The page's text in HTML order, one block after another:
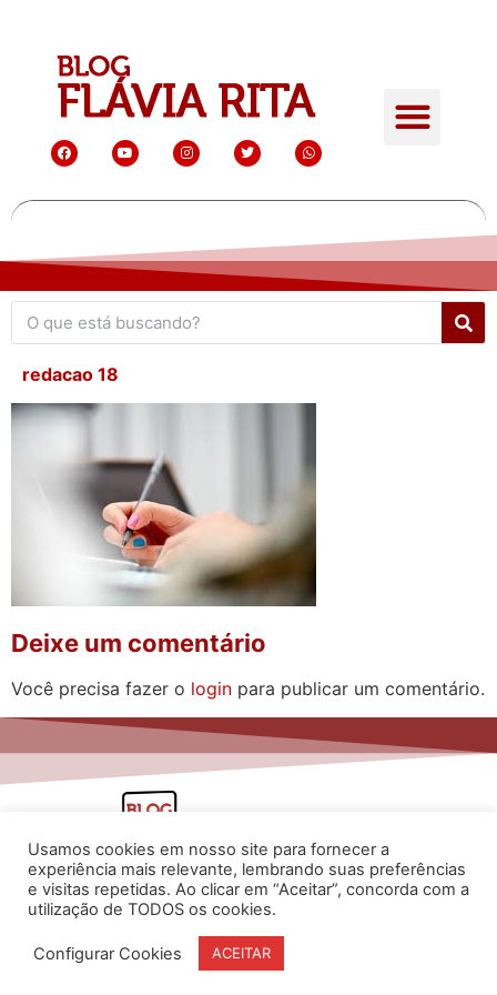
redacao 18
Deixe um comentário
Você precisa fazer o login para publicar um comentário.
www.flaviarita.com
Usamos cookies em nosso site para fornecer a
experiência mais relevante, lembrando suas preferências
e visitas repetidas. Ao clicar em “Aceitar”, concorda com a
utilização de TODOS os cookies.
Configurar Cookies ACEITAR